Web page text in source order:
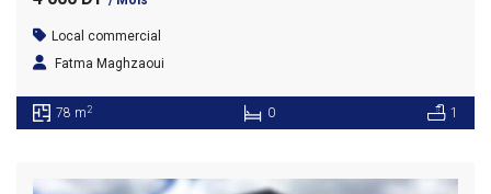
Local commercial
Fatma Maghzaoui
78 m2 0 1